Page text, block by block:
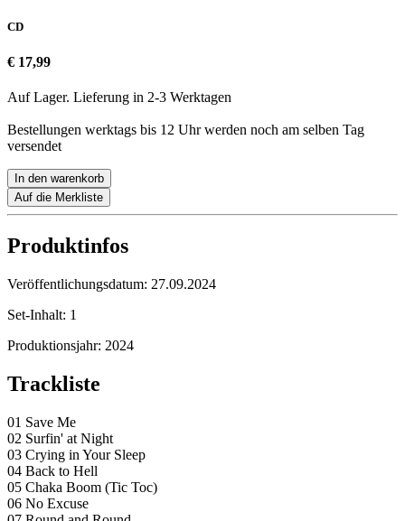
CD
€ 17,99
Auf Lager. Lieferung in 2-3 Werktagen
Bestellungen werktags bis 12 Uhr werden noch am selben Tag
versendet
In den warenkorb
Auf die Merkliste
Produktinfos
Veröffentlichungsdatum: 27.09.2024
Set-Inhalt: 1
Produktionsjahr: 2024
Trackliste
01 Save Me
02 Surfin' at Night
03 Crying in Your Sleep
04 Back to Hell
05 Chaka Boom (Tic Toc)
06 No Excuse